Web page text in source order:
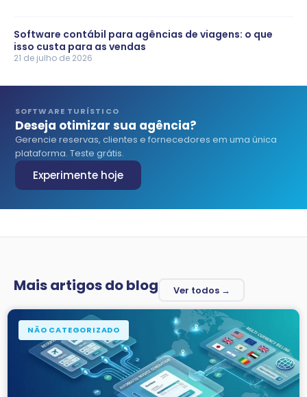
Software contábil para agências de viagens: o que
isso custa para as vendas
21 de julho de 2026
SOFTWARE TURÍSTICO
Deseja otimizar sua agência?
Gerencie reservas, clientes e fornecedores em uma única
plataforma. Teste grátis.
Experimente hoje
Mais artigos do blog Ver todos →
NÃO CATEGORIZADO